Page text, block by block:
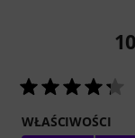
10
WŁAŚCIWOŚCI